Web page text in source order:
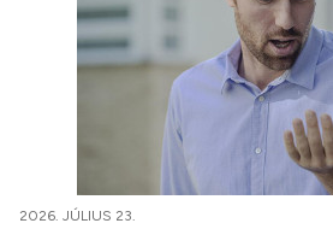
2026. JÚLIUS 23.